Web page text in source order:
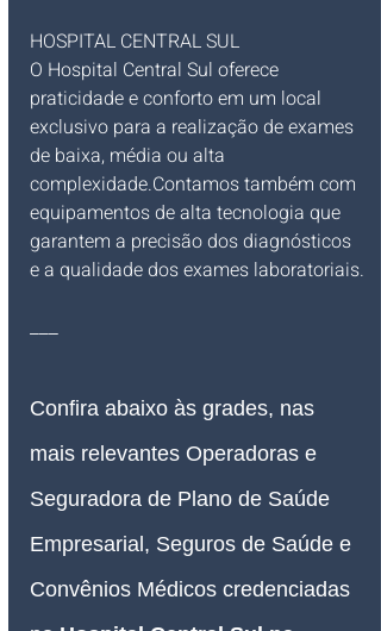
HOSPITAL CENTRAL SUL
O Hospital Central Sul oferece
praticidade e conforto em um local
exclusivo para a realização de exames
de baixa, média ou alta
complexidade.Contamos também com
equipamentos de alta tecnologia que
garantem a precisão dos diagnósticos
e a qualidade dos exames laboratoriais.
___
Confira abaixo às grades, nas
mais relevantes Operadoras e
Seguradora de Plano de Saúde
Empresarial, Seguros de Saúde e
Convênios Médicos credenciadas